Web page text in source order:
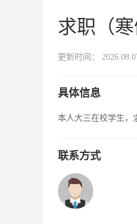
求职（寒
更新时间：
具体信息
本人大三在校学生，
联系方式